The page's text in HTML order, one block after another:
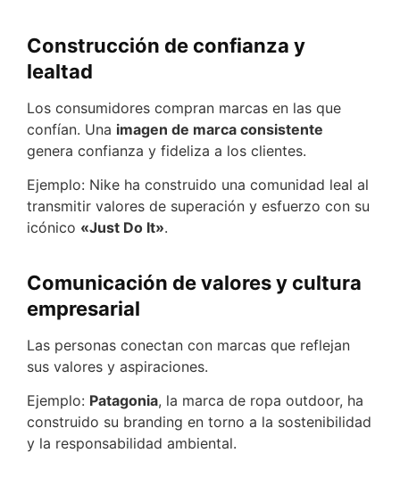
Construcción de confianza y
lealtad
Los consumidores compran marcas en las que
confían. Una imagen de marca consistente
genera confianza y fideliza a los clientes.
Ejemplo: Nike ha construido una comunidad leal al
transmitir valores de superación y esfuerzo con su
icónico «Just Do It».
Comunicación de valores y cultura
empresarial
Las personas conectan con marcas que reflejan
sus valores y aspiraciones.
Ejemplo: Patagonia, la marca de ropa outdoor, ha
construido su branding en torno a la sostenibilidad
y la responsabilidad ambiental.